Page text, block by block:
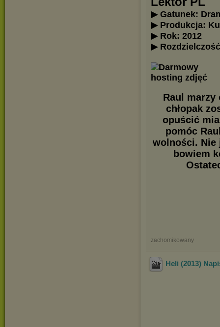
▶ Gatunek:
▶ Produkcja:
▶ Rok: 2012
▶
Raul marzy
chłopak
opuścić
pomóc
wolności. Nie
bowiem
zachomikowany
Heli (2013)